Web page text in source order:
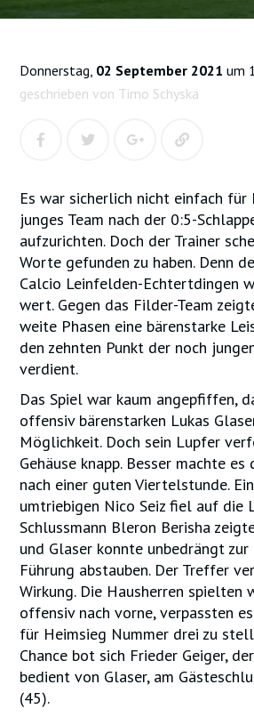
Donnerstag, 02 September 2021 um
geschrieben von Timo Schyska
Es war sicherlich nicht einfach für
junges Team nach der 0:5-
aufzurichten. Doch der Trainer
Worte gefunden zu haben. Denn
Calcio Leinfelden-Echtertdingen
wert. Gegen das Filder-Team
weite Phasen eine bärenstarke
den zehnten Punkt der noch
verdient.
Das Spiel war kaum angepfiffen,
offensiv bärenstarken Lukas
Möglichkeit. Doch sein Lupfer
Gehäuse knapp. Besser machte
nach einer guten Viertelstunde.
umtriebigen Nico Seiz fiel auf die
Schlussmann Bleron Berisha
und Glaser konnte unbedrängt
Führung abstauben. Der Treffer
Wirkung. Die Hausherren spielten
offensiv nach vorne, verpassten
für Heimsieg Nummer drei zu
Chance bot sich Frieder Geiger,
bedient von Glaser, am
(45).